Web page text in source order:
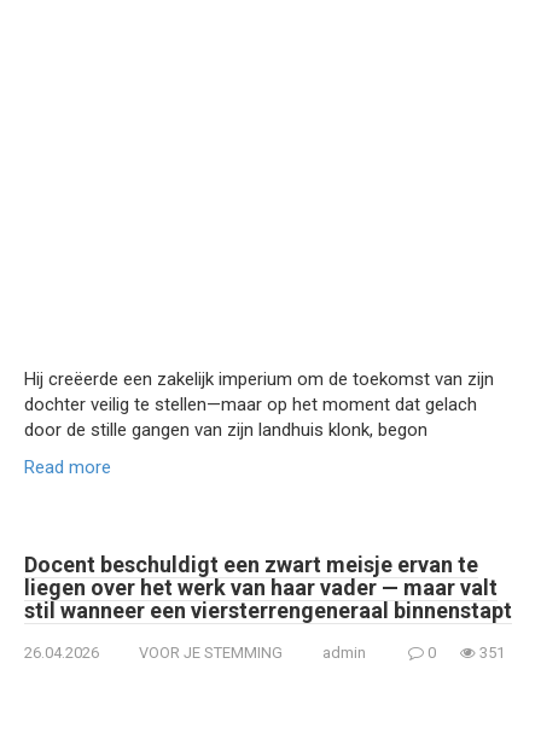
Hij creëerde een zakelijk imperium om de toekomst van zijn
dochter veilig te stellen—maar op het moment dat gelach
door de stille gangen van zijn landhuis klonk, begon
Read more
Docent beschuldigt een zwart meisje ervan te
liegen over het werk van haar vader — maar valt
stil wanneer een viersterrengeneraal binnenstapt
26.04.2026 VOOR JE STEMMING admin 0 351